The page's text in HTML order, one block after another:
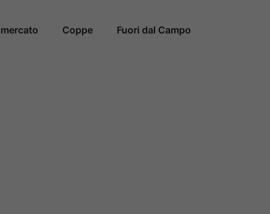
Coppe Fuori dal Campo